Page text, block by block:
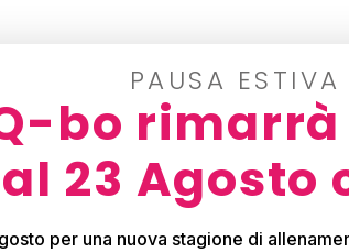
PAUSA ESTIVA
bo
23 Agosto
per una nuova stagione di